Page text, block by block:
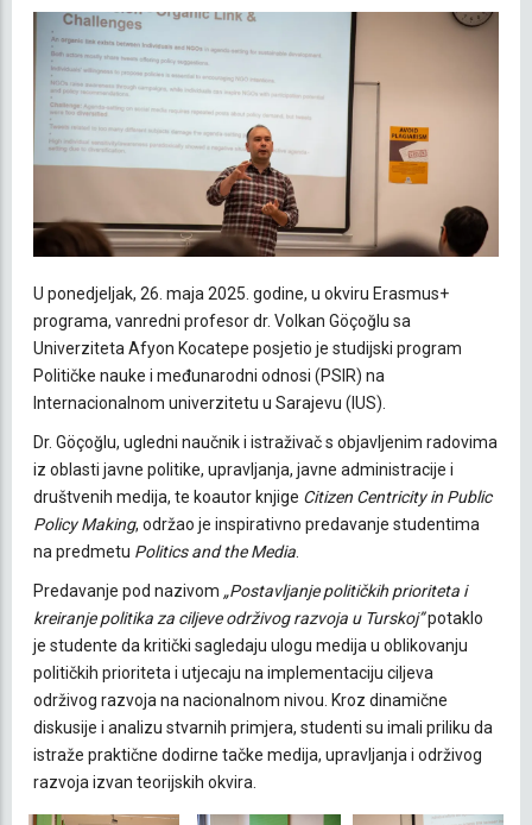
U ponedjeljak, 26. maja 2025. godine, u okviru Erasmus+
programa, vanredni profesor dr. Volkan Göçoğlu sa
Univerziteta Afyon Kocatepe posjetio je studijski program
Političke nauke i međunarodni odnosi (PSIR) na
Internacionalnom univerzitetu u Sarajevu (IUS).
Dr. Göçoğlu, ugledni naučnik i istraživač s objavljenim radovima
iz oblasti javne politike, upravljanja, javne administracije i
društvenih medija, te koautor knjige Citizen Centricity in Public
Policy Making, održao je inspirativno predavanje studentima
na predmetu Politics and the Media
Predavanje pod nazivom „Postavljanje političkih prioriteta i
kreiranje politika za ciljeve održivog razvoja u Turskoj”potaklo
je studente da kritički sagledaju ulogu medija u oblikovanju
političkih prioriteta i utjecaju na implementaciju ciljeva
održivog razvoja na nacionalnom nivou. Kroz dinamične
diskusije i analizu stvarnih primjera, studenti su imali priliku da
istraže praktične dodirne tačke medija, upravljanja i održivog
razvoja izvan teorijskih okvira.